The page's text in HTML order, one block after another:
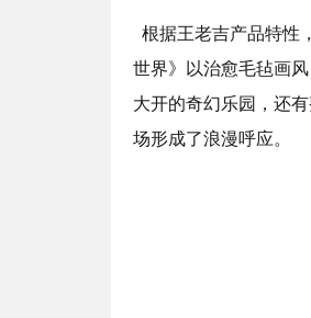
根据王老吉产品特性
世界》以治愈毛毡画
大开的奇幻乐园，还
场形成了浪漫呼应。